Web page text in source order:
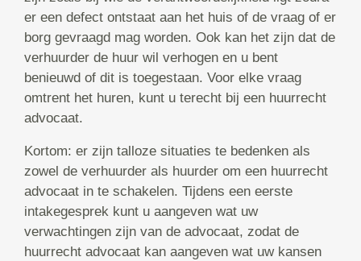
er een defect ontstaat aan het huis of de vraag of er
borg gevraagd mag worden. Ook kan het zijn dat de
verhuurder de huur wil verhogen en u bent
benieuwd of dit is toegestaan. Voor elke vraag
omtrent het huren, kunt u terecht bij een huurrecht
advocaat.
Kortom: er zijn talloze situaties te bedenken als
zowel de verhuurder als huurder om een huurrecht
advocaat in te schakelen. Tijdens een eerste
intakegesprek kunt u aangeven wat uw
verwachtingen zijn van de advocaat, zodat de
huurrecht advocaat kan aangeven wat uw kansen